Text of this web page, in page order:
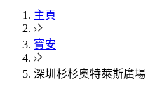
主頁
寶安
深圳杉杉奧特萊斯廣場